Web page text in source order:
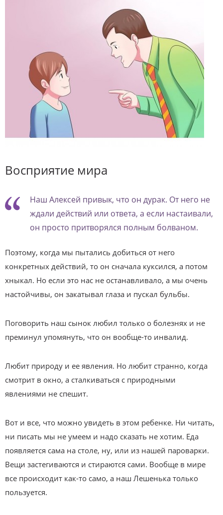
Восприятие мира
Наш Алексей привык, что он дурак. От него не
ждали действий или ответа, а если настаивали,
он просто притворялся полным болваном.
Поэтому, когда мы пытались добиться от него
конкретных действий, то он сначала куксился, а потом
хныкал. Но если это нас не останавливало, а мы очень
настойчивы, он закатывал глаза и пускал бульбы.
Поговорить наш сынок любил только о болезнях и не
преминул упомянуть, что он вообще-то инвалид.
Любит природу и ее явления. Но любит странно, когда
смотрит в окно, а сталкиваться с природными
явлениями не спешит.
Вот и все, что можно увидеть в этом ребенке. Ни читать,
ни писать мы не умеем и надо сказать не хотим. Еда
появляется сама на столе, ну, или из нашей пароварки.
Вещи застегиваются и стираются сами. Вообще в мире
все происходит как-то само, а наш Лешенька только
пользуется.